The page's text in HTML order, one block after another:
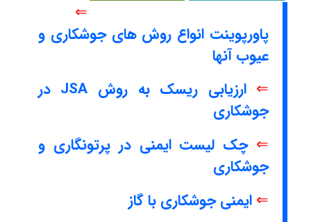
⇐
پاورپوینت انواع روش های جوشکاری و
عیوب آنها
⇐
ارزیابی ریسک به روش JSA در
جوشکاری
⇐ چک لیست ایمنی در پرتونگاری و
جوشکاری
⇐ ایمنی جوشکاری با گاز